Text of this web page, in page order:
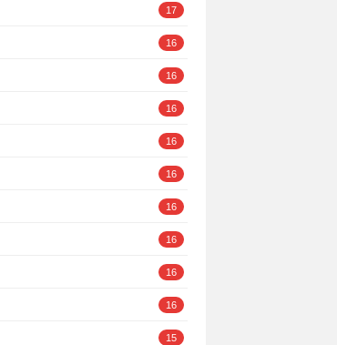
17
16
16
16
16
16
16
16
16
16
15